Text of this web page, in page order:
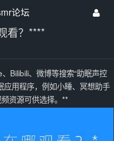
论坛
看？****
Bilibili、微博等搜索“助眠声控
应用程序，例如小睡、冥想助手
资源可供选择。**